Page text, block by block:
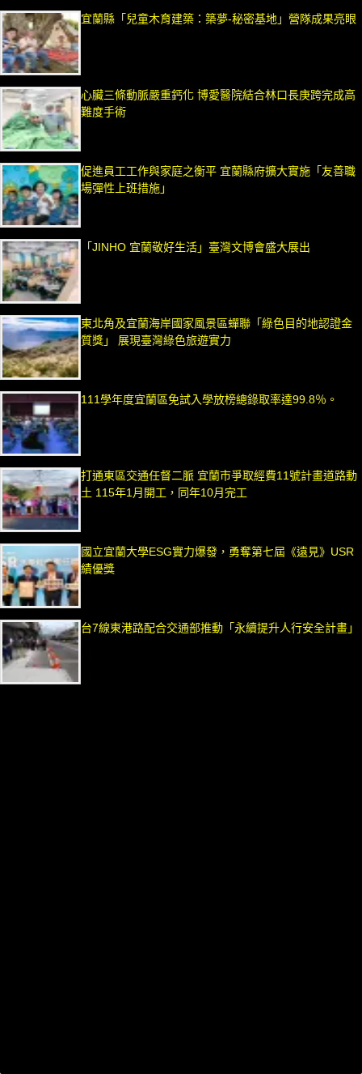
宜蘭縣「兒童木育建築：築夢-秘密基地」營隊成果亮眼
心臟三條動脈嚴重鈣化 博愛醫院結合林口長庚跨完成高
難度手術
促進員工工作與家庭之衡平 宜蘭縣府擴大實施「友善職
場彈性上班措施」
「JINHO 宜蘭敬好生活」臺灣文博會盛大展出
東北角及宜蘭海岸國家風景區蟬聯「綠色目的地認證金
質獎」 展現臺灣綠色旅遊實力
111學年度宜蘭區免試入學放榜總錄取率達99.8％。
打通東區交通任督二脈 宜蘭市爭取經費11號計畫道路動
土 115年1月開工，同年10月完工
國立宜蘭大學ESG實力爆發，勇奪第七屆《遠見》USR
績優獎
台7線東港路配合交通部推動「永續提升人行安全計畫」